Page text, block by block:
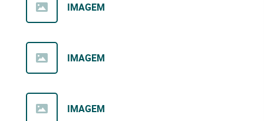
IMAGEM
IMAGEM
IMAGEM